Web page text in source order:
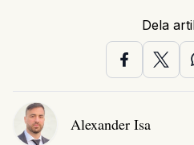
Dela
Alexander Isa